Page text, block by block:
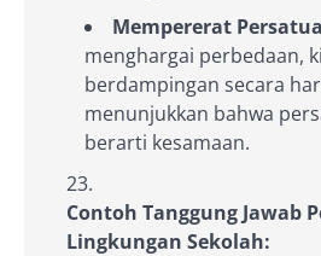
Mempererat
menghargai perbedaan,
berdampingan secara
menunjukkan bahwa
berarti kesamaan.
Contoh Tanggung Jawab
Lingkungan Sekolah: